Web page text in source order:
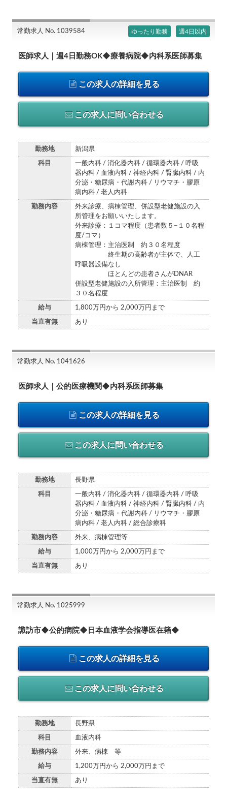
常勤求人 No. 1039584 ゆったり勤務 週4日以内
医師求人｜週4日勤務OK◆療養病院◆内科系医師募集
この求人の詳細を見る
この求人に問い合わせる
勤務地 新潟県
科目
一般内科 / 消化器内科 / 循環器内科 / 呼吸
器内科 / 血液内科 / 神経内科 / 腎臓内科 / 内
分泌・糖尿病・代謝内科 / リウマチ・膠原
病内科 / 老人内科
勤務内容
外来診療、病棟管理、併設型老健施設の入
所管理をお願いいたします。
外来診療：１コマ程度（患者数５−１０名程
度/コマ）
病棟管理：主治医制 約３０名程度
終生期の高齢者が主体で、人工
呼吸器設備なし
ほとんどの患者さんがDNAR
併設型老健施設の入所管理：主治医制 約
３０名程度
給与 1,800万円から 2,000万円まで
当直有無 あり
常勤求人 No. 1041626
医師求人｜公的医療機関◆内科系医師募集
この求人の詳細を見る
この求人に問い合わせる
勤務地 長野県
科目
一般内科 / 消化器内科 / 循環器内科 / 呼吸
器内科 / 血液内科 / 神経内科 / 腎臓内科 / 内
分泌・糖尿病・代謝内科 / リウマチ・膠原
病内科 / 老人内科 / 総合診療科
勤務内容 外来、病棟管理等
給与 1,000万円から 2,000万円まで
当直有無 あり
常勤求人 No. 1025999
諏訪市◆公的病院◆日本血液学会指導医在籍◆
この求人の詳細を見る
この求人に問い合わせる
勤務地 長野県
科目 血液内科
勤務内容 外来、病棟 等
給与 1,200万円から 2,000万円まで
当直有無 あり